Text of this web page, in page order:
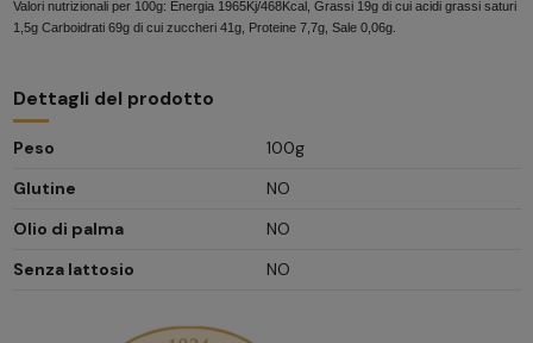
Valori nutrizionali per 100g: Energia 1965Kj/468Kcal, Grassi 19g di cui acidi grassi saturi
1,5g Carboidrati 69g di cui zuccheri 41g, Proteine 7,7g, Sale 0,06g.
Dettagli del prodotto
Peso
100g
Glutine
NO
Olio di palma
NO
Senza lattosio
NO